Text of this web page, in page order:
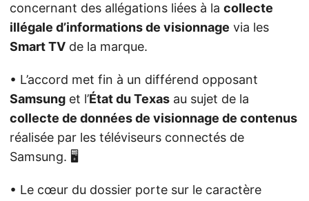
concernant des allégations liées à la collecte
illégale d’informations de visionnage via les
Smart TV de la marque.
• L’accord met fin à un différend opposant
Samsung et l’État du Texas au sujet de la
collecte de données de visionnage de contenus
réalisée par les téléviseurs connectés de
Samsung. 🖥️
• Le cœur du dossier porte sur le caractère